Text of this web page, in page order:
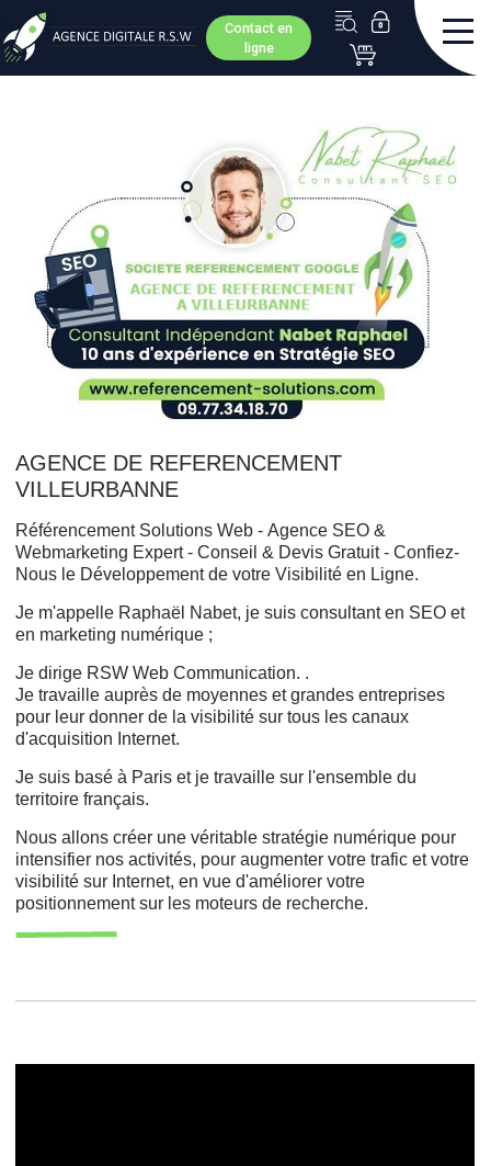
Contact en
ligne
AGENCE DE REFERENCEMENT
VILLEURBANNE
Référencement Solutions Web - Agence SEO &
Webmarketing Expert - Conseil & Devis Gratuit - Confiez-
Nous le Développement de votre Visibilité en Ligne.
Je m'appelle Raphaël Nabet, je suis consultant en SEO et
en marketing numérique ;
Je dirige RSW Web Communication. .
Je travaille auprès de moyennes et grandes entreprises
pour leur donner de la visibilité sur tous les canaux
d'acquisition Internet.
Je suis basé à Paris et je travaille sur l'ensemble du
territoire français.
Nous allons créer une véritable stratégie numérique pour
intensifier nos activités, pour augmenter votre trafic et votre
visibilité sur Internet, en vue d'améliorer votre
positionnement sur les moteurs de recherche.